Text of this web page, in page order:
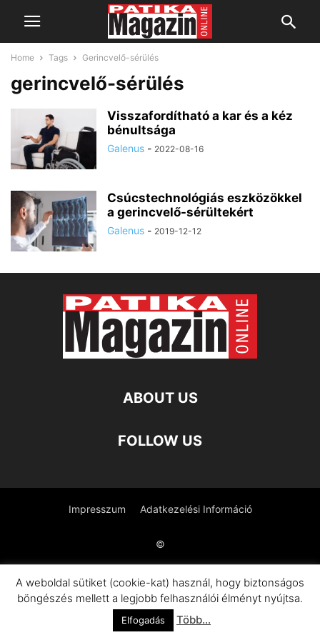
Home Tags Gerincvelő-sérülés
gerincvelő-sérülés
Visszafordítható a kar és a kéz
bénultsága
Galenus - 2022-08-16
Csúcstechnológiás eszközökkel
a gerincvelő-sérültekért
Galenus - 2019-12-12
ABOUT US
FOLLOW US
Impresszum Adatkezelési Információ
©
A weboldal sütiket (cookie-kat) használ, hogy biztonságos
böngészés mellett a legjobb felhasználói élményt nyújtsa.
Elfogadás Több...